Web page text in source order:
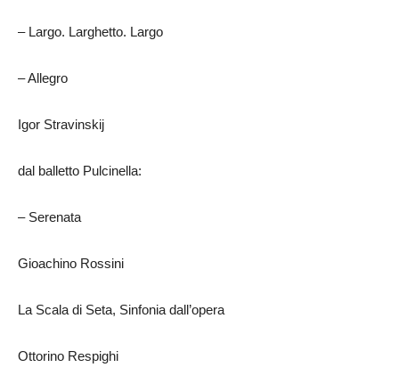
– Largo. Larghetto. Largo
– Allegro
Igor Stravinskij
dal balletto Pulcinella:
– Serenata
Gioachino Rossini
La Scala di Seta, Sinfonia dall’opera
Ottorino Respighi